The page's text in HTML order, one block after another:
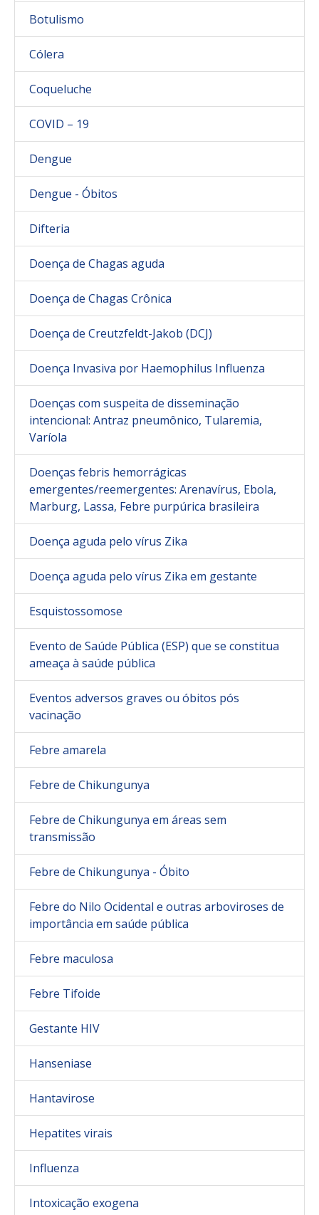
Botulismo
Cólera
Coqueluche
COVID – 19
Dengue
Dengue - Óbitos
Difteria
Doença de Chagas aguda
Doença de Chagas Crônica
Doença de Creutzfeldt-Jakob (DCJ)
Doença Invasiva por Haemophilus Influenza
Doenças com suspeita de disseminação
intencional: Antraz pneumônico, Tularemia,
Varíola
Doenças febris hemorrágicas
emergentes/reemergentes: Arenavírus, Ebola,
Marburg, Lassa, Febre purpúrica brasileira
Doença aguda pelo vírus Zika
Doença aguda pelo vírus Zika em gestante
Esquistossomose
Evento de Saúde Pública (ESP) que se constitua
ameaça à saúde pública
Eventos adversos graves ou óbitos pós
vacinação
Febre amarela
Febre de Chikungunya
Febre de Chikungunya em áreas sem
transmissão
Febre de Chikungunya - Óbito
Febre do Nilo Ocidental e outras arboviroses de
importância em saúde pública
Febre maculosa
Febre Tifoide
Gestante HIV
Hanseniase
Hantavirose
Hepatites virais
Influenza
Intoxicação exogena